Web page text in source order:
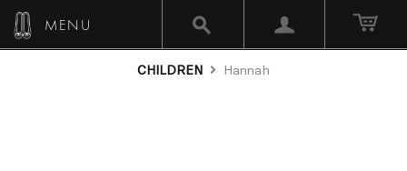
MENU
CHILDREN Hannah